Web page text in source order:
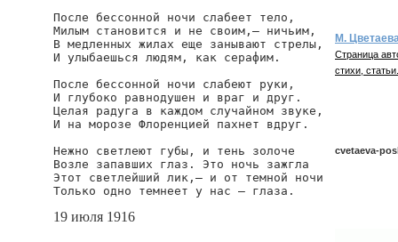
После бессонной ночи слабеет тело,
Милым становится и не своим,— ничьим,
В медленных жилах еще занывают стрелы,
И улыбаешься людям, как серафим.
После бессонной ночи слабеют руки,
И глубоко равнодушен и враг и друг.
Целая радуга в каждом случайном звуке,
И на морозе Флоренцией пахнет вдруг.
Нежно светлеют губы, и тень золоче
Возле запавших глаз. Это ночь зажгла
Этот светлейший лик,— и от темной ночи
Только одно темнеет у нас — глаза.
19 июля 1916
М.
Страница
стихи, статьи.
cvetaeva-